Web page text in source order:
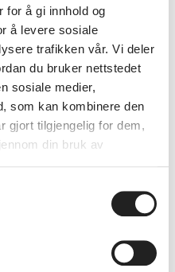
for å gi innhold og
å levere sosiale
trafikken vår. Vi deler
du bruker nettstedet
sosiale medier,
som kan kombinere den
gjort tilgjengelig for dem,
din bruk av
kunne flytte